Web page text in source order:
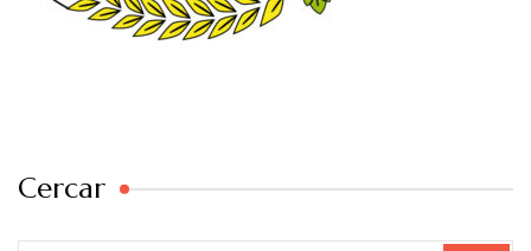
Cercar